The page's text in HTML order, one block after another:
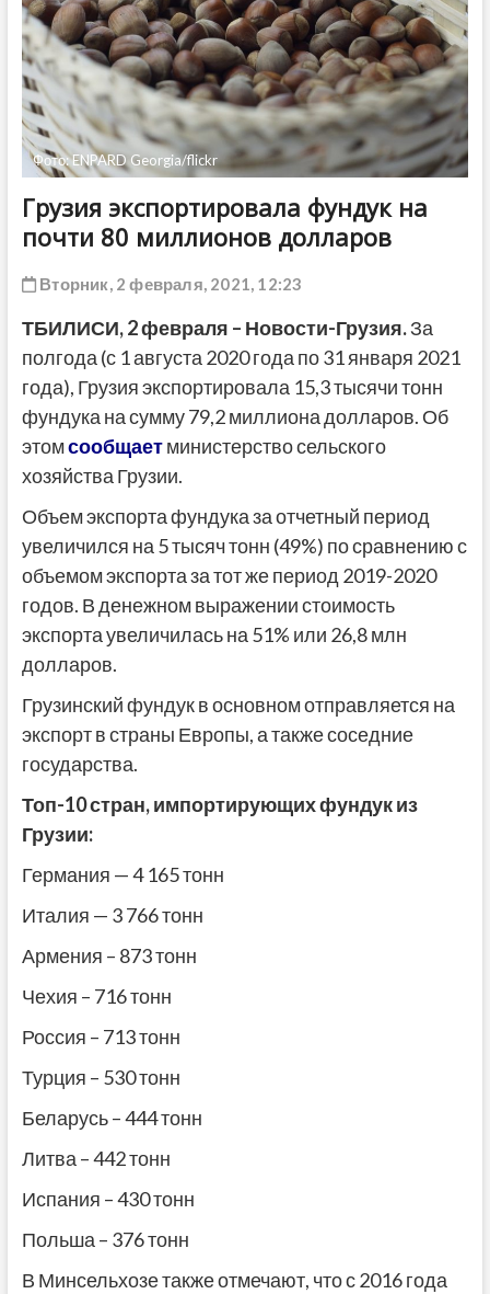
Фото: ENPARD Georgia/flickr
Грузия экспортировала фундук на
почти 80 миллионов долларов
Вторник, 2 февраля, 2021, 12:23
ТБИЛИСИ,2 февраля – Новости-Грузия.За
полгода (с 1 августа 2020 года по 31 января 2021
года), Грузия экспортировала 15,3 тысячи тонн
фундука на сумму 79,2 миллиона долларов. Об
этомсообщаетминистерство сельского
хозяйства Грузии.
Объем экспорта фундука за отчетный период
увеличился на 5 тысяч тонн (49%) по сравнению с
объемом экспорта за тот же период 2019-2020
годов. В денежном выражении стоимость
экспорта увеличилась на 51% или 26,8 млн
долларов.
Грузинский фундук в основном отправляется на
экспорт в страны Европы, а также соседние
государства.
Топ-10 стран, импортирующих фундук из
Грузии:
Германия — 4 165 тонн
Италия — 3 766 тонн
Армения – 873 тонн
Чехия – 716 тонн
Россия – 713 тонн
Турция – 530 тонн
Беларусь – 444 тонн
Литва – 442 тонн
Испания – 430 тонн
Польша – 376 тонн
В Минсельхозе также отмечают, что с 2016 года